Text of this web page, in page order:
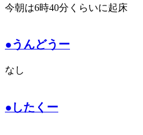
今朝は6時40分くらいに起床
●うんどうー
なし
●したくー